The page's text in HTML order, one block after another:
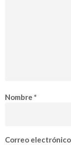
Nombre *
Correo electrónico